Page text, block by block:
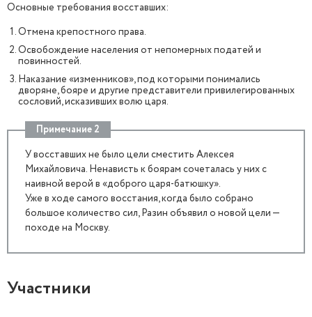
Основные требования восставших:
Отмена крепостного права.
Освобождение населения от непомерных податей и
повинностей.
Наказание «изменников», под которыми понимались
дворяне, бояре и другие представители привилегированных
сословий, исказивших волю царя.
Примечание 2
У восставших не было цели сместить Алексея
Михайловича. Ненависть к боярам сочеталась у них с
наивной верой в «доброго царя-батюшку».
Уже в ходе самого восстания, когда было собрано
большое количество сил, Разин объявил о новой цели —
походе на Москву.
Участники